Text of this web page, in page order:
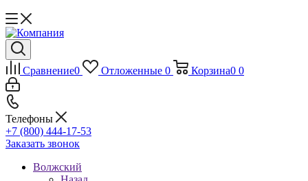
Сравнение0 Отложенные 0 Корзина0 0
Телефоны
+7 (800) 444-17-53
Заказать звонок
Волжский